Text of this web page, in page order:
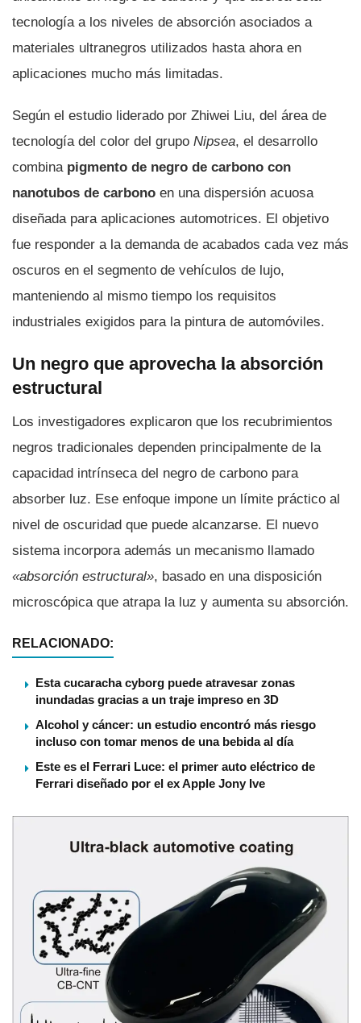
tecnología a los niveles de absorción asociados a
materiales ultranegros utilizados hasta ahora en
aplicaciones mucho más limitadas.
Según el estudio liderado por Zhiwei Liu, del área de
tecnología del color del grupo Nipsea, el desarrollo
combina pigmento de negro de carbono con
nanotubos de carbono en una dispersión acuosa
diseñada para aplicaciones automotrices. El objetivo
fue responder a la demanda de acabados cada vez más
oscuros en el segmento de vehículos de lujo,
manteniendo al mismo tiempo los requisitos
industriales exigidos para la pintura de automóviles.
Un negro que aprovecha la absorción
estructural
Los investigadores explicaron que los recubrimientos
negros tradicionales dependen principalmente de la
capacidad intrínseca del negro de carbono para
absorber luz. Ese enfoque impone un límite práctico al
nivel de oscuridad que puede alcanzarse. El nuevo
sistema incorpora además un mecanismo llamado
«absorción estructural», basado en una disposición
microscópica que atrapa la luz y aumenta su absorción.
RELACIONADO:
Esta cucaracha cyborg puede atravesar zonas
inundadas gracias a un traje impreso en 3D
Alcohol y cáncer: un estudio encontró más riesgo
incluso con tomar menos de una bebida al día
Este es el Ferrari Luce: el primer auto eléctrico de
Ferrari diseñado por el ex Apple Jony Ive